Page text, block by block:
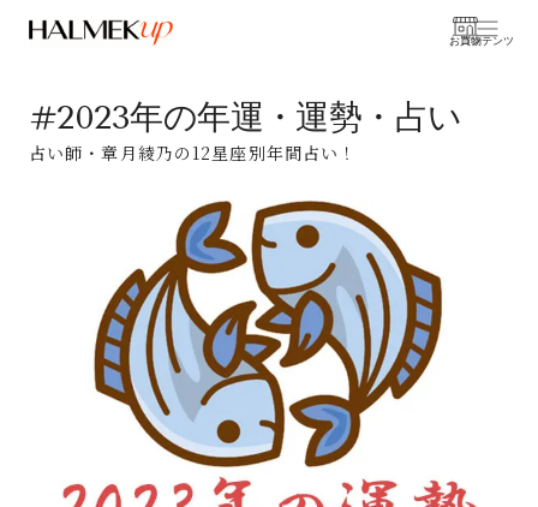
お買物
コンテンツ
#2023年の年運・運勢・占い
占い師・章月綾乃の12星座別年間占い！